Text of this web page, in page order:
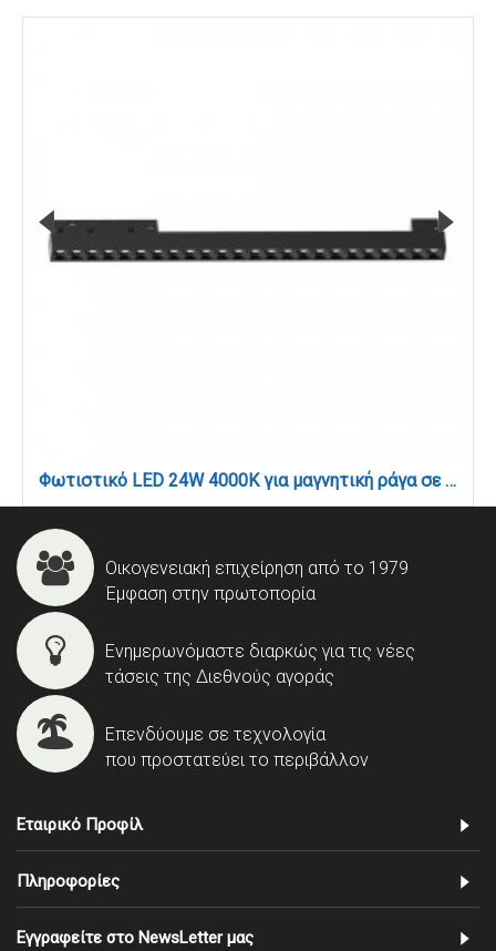
Φωτιστικό LED 24W 4000K για μαγνητική ράγα σε μαύρη απόχρωση D:43,6cmX4,3cm (T01502-BL)
Οικογενειακή επιχείρηση από το 1979
Έμφαση στην πρωτοπορία
Ενημερωνόμαστε διαρκώς για τις νέες
τάσεις της Διεθνούς αγοράς
Επενδύουμε σε τεχνολογία
που προστατεύει το περιβάλλον
Εταιρικό Προφίλ
Πληροφορίες
Εγγραφείτε στο NewsLetter μας